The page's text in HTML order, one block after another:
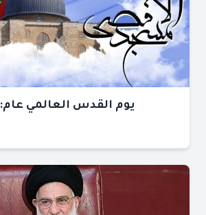
يوم القدس العالمي عام: 1440